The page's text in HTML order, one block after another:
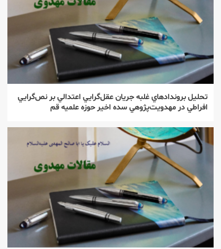
تحليل بروندادهاي غلبه جريان عقل‌‌گرايي اعتدالي بر نص‌‌گرايي
افراطي در مهدويت‌‌پژوهي سده اخير حوزه علميه قم